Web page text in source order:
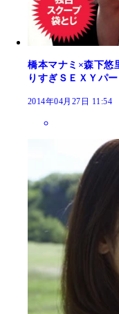
橋本マナミ×森下悠
りすぎＳＥＸＹパ
2014年04月27日 11:54